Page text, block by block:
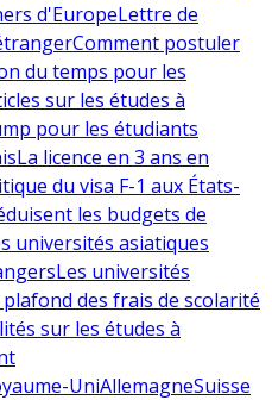
d'EuropeLettre de
Comment postuler
du temps pour les
sur les études à
pour les étudiants
La licence en 3 ans en
du visa F-1 aux États-
les budgets de
universités asiatiques
Les universités
des frais de scolarité
sur les études à
UniAllemagneSuisse